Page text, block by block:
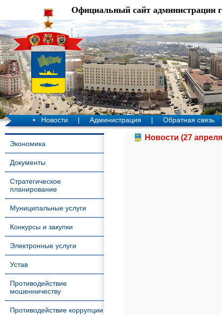
Официальный сайт администрации
Новости | Администрация | Обратная связь
Экономика
Документы
Стратегическое
планирование
Муниципальные услуги
Конкурсы и закупки
Электронные услуги
Устав
Противодействие
мошенничеству
Противодействие коррупции
Новости (27